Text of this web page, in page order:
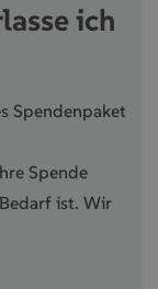
ich
Spendenpaket
Spende
ist. Wir